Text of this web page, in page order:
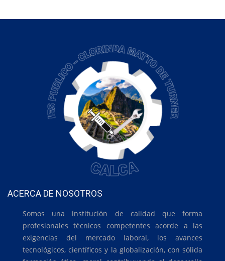
ACERCA DE NOSOTROS
Somos una institución de calidad que forma
profesionales técnicos competentes acorde a las
exigencias del mercado laboral, los avances
tecnológicos, científicos y la globalización, con sólida